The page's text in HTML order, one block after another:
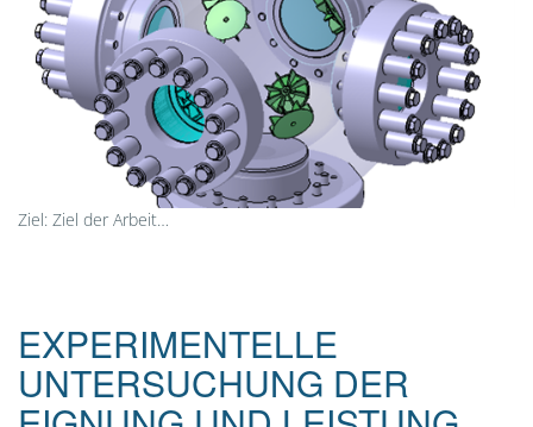
Ziel: Ziel der Arbeit…
EXPERIMENTELLE
UNTERSUCHUNG DER